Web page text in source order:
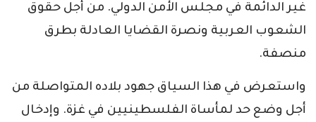
غير الدائمة في مجلس الأمن الدولي. من أجل حقوق
الشعوب العربية ونصرة القضايا العادلة بطرق
منصفة.
واستعرض في هذا السياق جهود بلاده المتواصلة من
أجل وضع حد لمأساة الفلسطينيين في غزة. وإدخال